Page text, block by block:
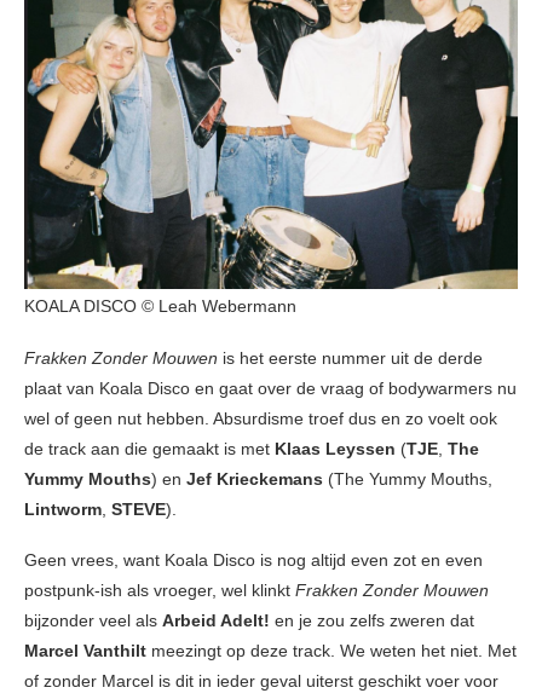
KOALA DISCO © Leah Webermann
Frakken Zonder Mouwen is het eerste nummer uit de derde
plaat van Koala Disco en gaat over de vraag of bodywarmers nu
wel of geen nut hebben. Absurdisme troef dus en zo voelt ook
de track aan die gemaakt is met Klaas Leyssen (TJE The
Yummy Mouths) en Jef Krieckemans (The Yummy Mouths,
Lintworm STEVE).
Geen vrees, want Koala Disco is nog altijd even zot en even
postpunk-ish als vroeger, wel klinkt Frakken Zonder Mouwen
bijzonder veel als Arbeid Adelt! en je zou zelfs zweren dat
Marcel Vanthilt meezingt op deze track. We weten het niet. Met
of zonder Marcel is dit in ieder geval uiterst geschikt voer voor